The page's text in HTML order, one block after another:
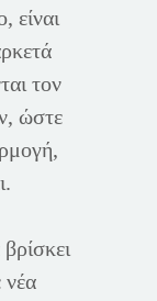
είναι
τον
ώστε
νέα